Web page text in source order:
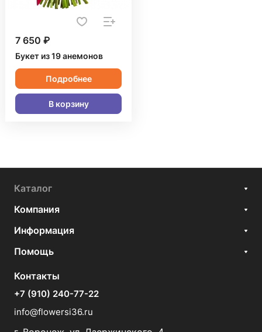
7 650 ₽
Букет из 19 анемонов
Подробнее
В корзину
Каталог
Компания
Информация
Помощь
Контакты
+7 (910) 240-77-22
info@flowersi36.ru